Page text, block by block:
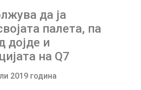
да ја
палета, па
дојде и
на Q7
2019 година